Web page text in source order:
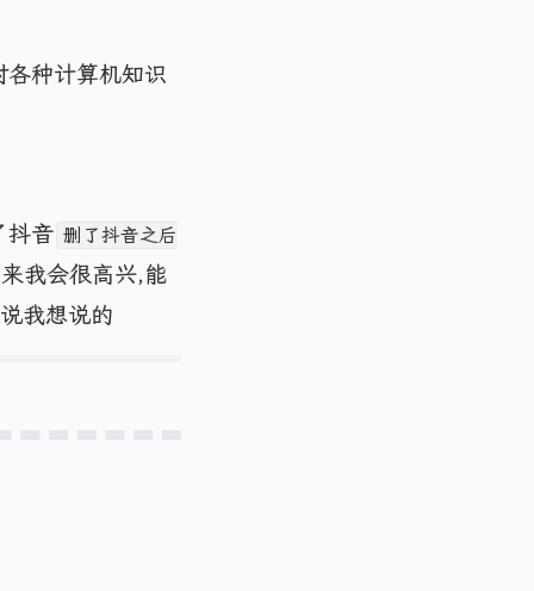
种计算机知识
抖音 删了抖音之后
我会很高兴,能
我想说的